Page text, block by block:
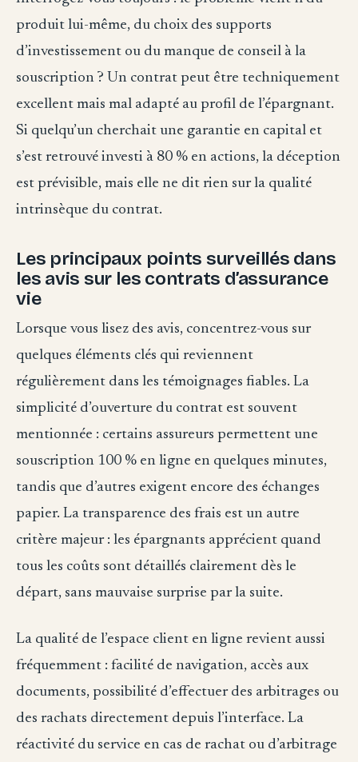
produit lui-même, du choix des supports
d’investissement ou du manque de conseil à la
souscription ? Un contrat peut être techniquement
excellent mais mal adapté au profil de l’épargnant.
Si quelqu’un cherchait une garantie en capital et
s’est retrouvé investi à 80 % en actions, la déception
est prévisible, mais elle ne dit rien sur la qualité
intrinsèque du contrat.
Les principaux points surveillés dans
les avis sur les contrats d’assurance
vie
Lorsque vous lisez des avis, concentrez-vous sur
quelques éléments clés qui reviennent
régulièrement dans les témoignages fiables. La
simplicité d’ouverture du contrat est souvent
mentionnée : certains assureurs permettent une
souscription 100 % en ligne en quelques minutes,
tandis que d’autres exigent encore des échanges
papier. La transparence des frais est un autre
critère majeur : les épargnants apprécient quand
tous les coûts sont détaillés clairement dès le
départ, sans mauvaise surprise par la suite.
La qualité de l’espace client en ligne revient aussi
fréquemment : facilité de navigation, accès aux
documents, possibilité d’effectuer des arbitrages ou
des rachats directement depuis l’interface. La
réactivité du service en cas de rachat ou d’arbitrage